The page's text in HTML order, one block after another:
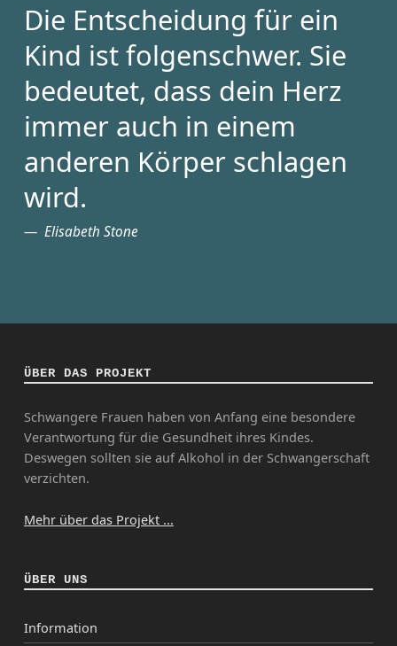
Die Entscheidung für ein
Kind ist folgenschwer. Sie
bedeutet, dass dein Herz
immer auch in einem
anderen Körper schlagen
wird.
Elisabeth Stone
ÜBER DAS PROJEKT
Schwangere Frauen haben von Anfang eine besondere
Verantwortung für die Gesundheit ihres Kindes.
Deswegen sollten sie auf Alkohol in der Schwangerschaft
verzichten.
Mehr über das Projekt ...
ÜBER UNS
Information